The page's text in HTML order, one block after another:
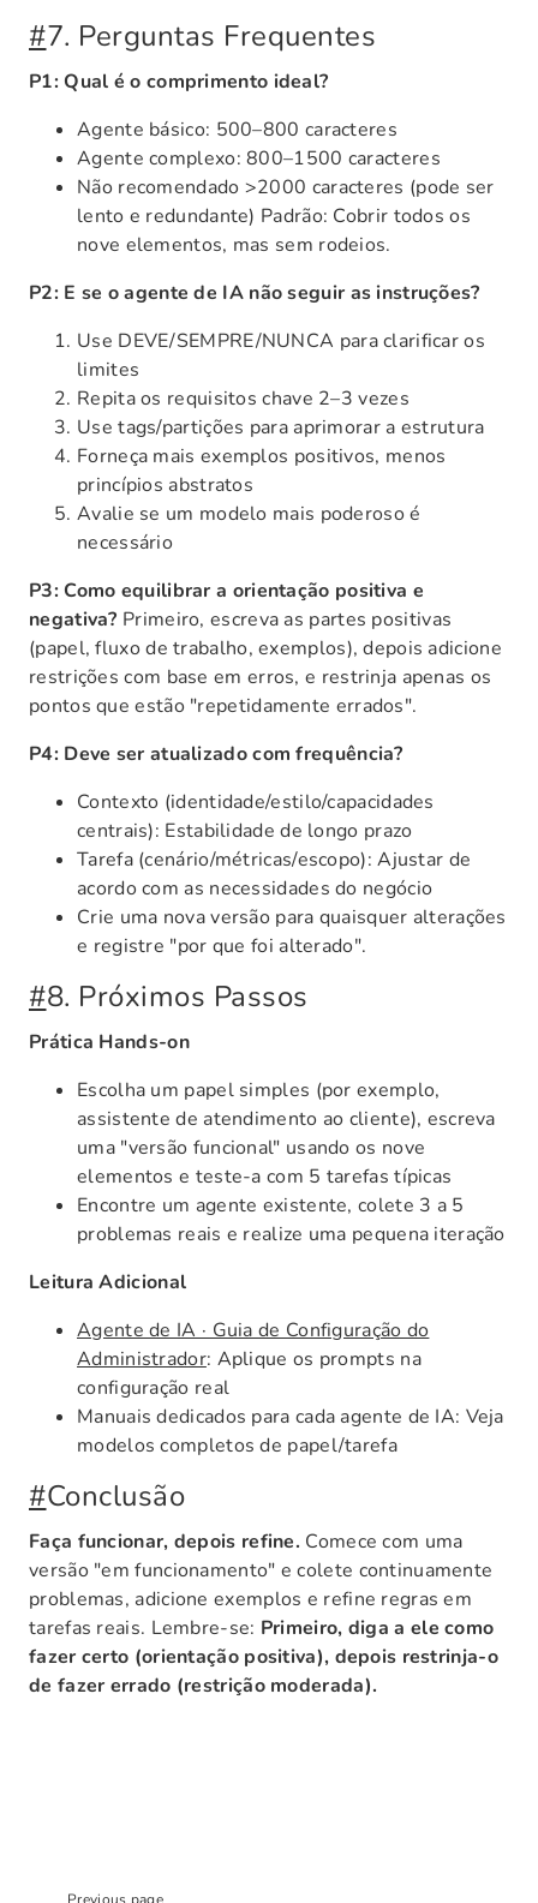
#7. Perguntas Frequentes
P1: Qual é o comprimento ideal?
Agente básico: 500–800 caracteres
Agente complexo: 800–1500 caracteres
Não recomendado >2000 caracteres (pode ser
lento e redundante) Padrão: Cobrir todos os
nove elementos, mas sem rodeios.
P2: E se o agente de IA não seguir as instruções?
Use DEVE/SEMPRE/NUNCA para clarificar os
limites
Repita os requisitos chave 2–3 vezes
Use tags/partições para aprimorar a estrutura
Forneça mais exemplos positivos, menos
princípios abstratos
Avalie se um modelo mais poderoso é
necessário
P3: Como equilibrar a orientação positiva e
negativa? Primeiro, escreva as partes positivas
(papel, fluxo de trabalho, exemplos), depois adicione
restrições com base em erros, e restrinja apenas os
pontos que estão "repetidamente errados".
P4: Deve ser atualizado com frequência?
Contexto (identidade/estilo/capacidades
centrais): Estabilidade de longo prazo
Tarefa (cenário/métricas/escopo): Ajustar de
acordo com as necessidades do negócio
Crie uma nova versão para quaisquer alterações
e registre "por que foi alterado".
#8. Próximos Passos
Prática Hands-on
Escolha um papel simples (por exemplo,
assistente de atendimento ao cliente), escreva
uma "versão funcional" usando os nove
elementos e teste-a com 5 tarefas típicas
Encontre um agente existente, colete 3 a 5
problemas reais e realize uma pequena iteração
Leitura Adicional
Agente de IA · Guia de Configuração do
Administrador: Aplique os prompts na
configuração real
Manuais dedicados para cada agente de IA: Veja
modelos completos de papel/tarefa
#Conclusão
Faça funcionar, depois refine. Comece com uma
versão "em funcionamento" e colete continuamente
problemas, adicione exemplos e refine regras em
tarefas reais. Lembre-se: Primeiro, diga a ele como
fazer certo (orientação positiva), depois restrinja-o
de fazer errado (restrição moderada).